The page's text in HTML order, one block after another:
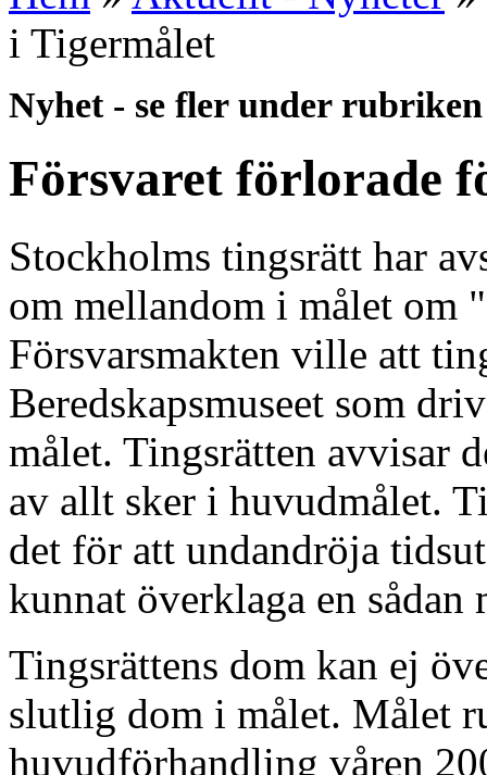
i Tigermålet
Nyhet - se fler under
Försvaret förlorade
Stockholms tingsrätt har
om mellandom i målet om
Försvarsmakten ville att
Beredskapsmuseet som
målet. Tingsrätten avvisar
av allt sker i huvudmålet.
det för att undandröja
kunnat överklaga en
Tingsrättens dom kan ej
slutlig dom i målet. Målet
huvudförhandling våren